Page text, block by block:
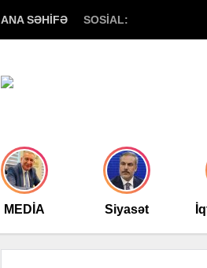
ANA SƏHİFƏ SOSİAL:
MEDİA Siyasət